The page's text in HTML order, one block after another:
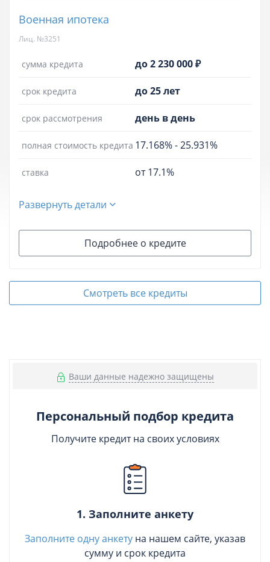
Военная ипотека
Лиц. №3251
сумма кредита до 2 230 000 ₽
срок кредита до 25 лет
срок рассмотрения день в день
полная стоимость кредита 17.168%-25.931%
ставка от 17.1%
Развернуть детали
Подробнее о кредите
Смотреть все кредиты
Ваши данные надежно защищены
Персональный подбор кредита
Получите кредит на своих условиях
1. Заполните анкету
Заполните одну анкету на нашем сайте, указав
сумму и срок кредита